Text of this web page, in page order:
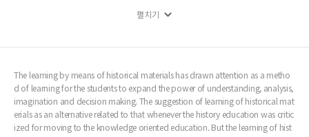
펼치기
The learning by means of historical materials has drawn attention as a metho
d of learning for the students to expand the power of understanding, analysis,
imagination and decision making. The suggestion of learning of historical mat
erials as an alternative related to that whenever the history education was critic
ized for moving to the knowledge oriented education. But the learning of hist